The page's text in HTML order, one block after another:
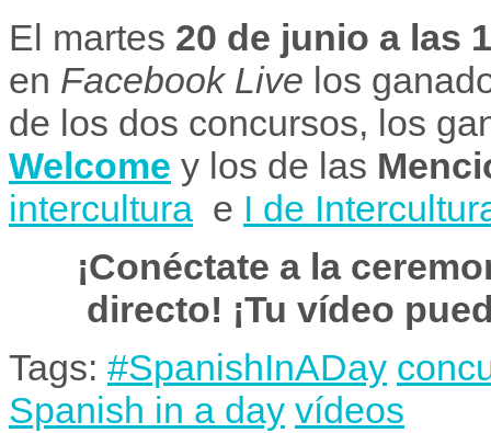
El martes 20 de junio a las
en Facebook Live los
de los dos concursos, los
Welcome y los de las
intercultura e I de
¡Conéctate a la
directo! ¡Tu vídeo
Tags: #SpanishInADay
Spanish in a day vídeos